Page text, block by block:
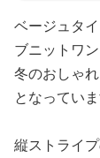
ベージュタ
ブニットワン
冬のおしゃ
となっていま
縦ストライ